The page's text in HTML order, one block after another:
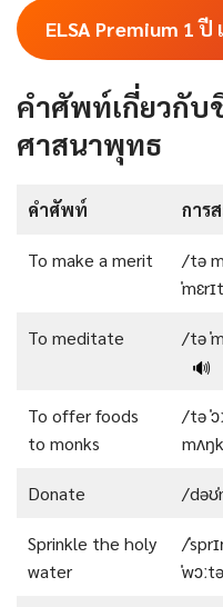
ELSA Premium 1 ปี
คำศัพท์เกี่ยวกับ
ศาสนาพุทธ
คำศัพท์ การ
To make a merit
/tə
To meditate
/tə
🔊
To offer foods
to monks
/tə
Donate /
Sprinkle the holy
water
/